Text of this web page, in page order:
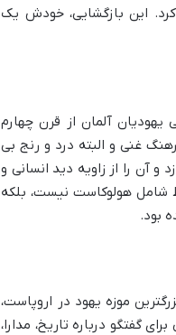
کرد. این بازگشایی، خودش یک
آلمان از قرن چهارم
غنی و البته درد و رنج بی
آن را از زاویه دید انسانی و
شامل هولوکاست نیست، بلکه
بود.
موزه یهود در اروپاست،
گفتگو درباره تاریخ، مدارا،